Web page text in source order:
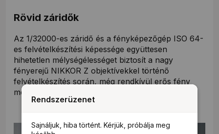
Rövid záridők
Az 1/32000-es záridő és a fényképezőgép ISO 64-
es felvételkészítési képessége együttesen
hihetetlen mélységélességet biztosít a nagy
fényerejű NIKKOR Z objektívekkel történő
felvételkészítés során, még rendkívül erős fény
mellett is.
Rendszerüzenet
Sajnáljuk, hiba történt. Kérjük, próbálja meg
Rendszerüzenet
Sajnáljuk, hiba történt. Kérjük, próbálja meg